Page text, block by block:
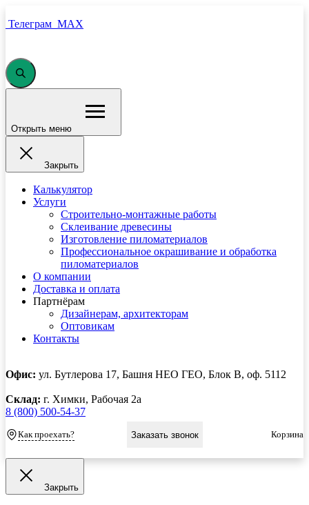
Телеграм MAX
Открыть меню
Закрыть
Калькулятор
Услуги
Строительно-монтажные работы
Склеивание древесины
Изготовление пиломатериалов
Профессиональное окрашивание и обработка
пиломатериалов
О компании
Доставка и оплата
Партнёрам
Дизайнерам, архитекторам
Оптовикам
Контакты
Офис: ул. Бутлерова 17, Башня НЕО ГЕО, Блок В, оф. 5112
Склад: г. Химки, Рабочая 2а
8 (800) 500-54-37
Как проехать? Заказать звонок Корзина
Закрыть